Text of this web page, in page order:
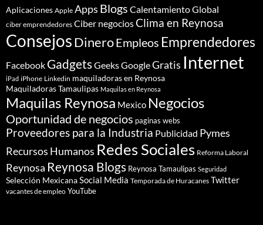
Aplicaciones Apple Apps Blogs Calentamiento Global
ciber emprendedores Ciber negociosClima en Reynosa
ConsejosDineroEmpleos Emprendedores
Facebook GadgetsGeeksGoogleGratis Internet
iPad iPhone Linkedin maquiladoras en Reynosa
Maquiladoras Tamaulipas Maquilas en Reynosa
Maquilas Reynosa Mexico Negocios
Oportunidad de negocios paginas webs
Proveedores para la Industria Publicidad Pymes
Recursos Humanos Redes Sociales Reforma Laboral
Reynosa Reynosa Blogs Reynosa Tamaulipas Seguridad
Selección MexicanaSocial Media Temporada de Huracanes Twitter
vacantes de empleo YouTube